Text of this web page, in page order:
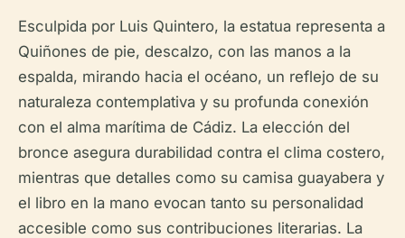
Esculpida por Luis Quintero, la estatua representa a
Quiñones de pie, descalzo, con las manos a la
espalda, mirando hacia el océano, un reflejo de su
naturaleza contemplativa y su profunda conexión
con el alma marítima de Cádiz. La elección del
bronce asegura durabilidad contra el clima costero,
mientras que detalles como su camisa guayabera y
el libro en la mano evocan tanto su personalidad
accesible como sus contribuciones literarias. La